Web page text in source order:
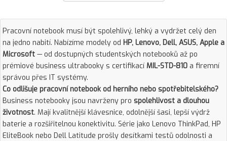
Pracovní notebook musí být spolehlivý, lehký a vydržet celý den
na jedno nabití. Nabízíme modely od HP, Lenovo, Dell, ASUS, Apple a
Microsoft — od dostupných studentských notebooků až po
prémiové business ultrabooky s certifikací MIL-STD-810 a firemní
správou přes IT systémy.
Co odlišuje pracovní notebook od herního nebo spotřebitelského?
Business notebooky jsou navrženy pro spolehlivost a dlouhou
životnost. Mají kvalitnější klávesnice, odolnější šasi, lepší výdrž
baterie a rozšiřitelnou konektivitu. Série jako Lenovo ThinkPad, HP
EliteBook nebo Dell Latitude prošly desítkami testů odolnosti a